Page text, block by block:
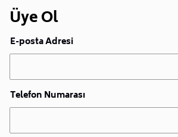
Üye Ol
E-posta Adresi
Telefon Numarası